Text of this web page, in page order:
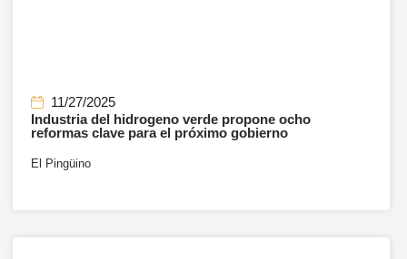
11/27/2025
Industria del hidrogeno verde propone ocho
reformas clave para el próximo gobierno
El Pingüino